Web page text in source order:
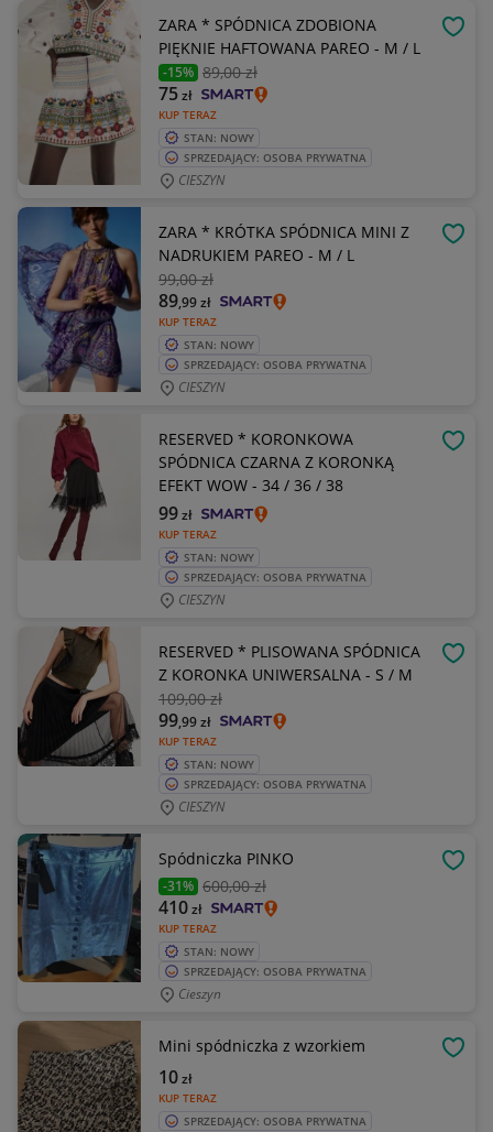
ZARA * SPÓDNICA ZDOBIONA
PIĘKNIE HAFTOWANA PAREO - M / L
-15% 89,00 zł
KUP TERAZ
75zł
STAN: NOWY
SPRZEDAJĄCY: OSOBA PRYWATNA
CIESZYN
ZARA * KRÓTKA SPÓDNICA MINI Z
NADRUKIEM PAREO - M / L
99,00 zł
KUP TERAZ
89,99zł
STAN: NOWY
SPRZEDAJĄCY: OSOBA PRYWATNA
CIESZYN
RESERVED * KORONKOWA
SPÓDNICA CZARNA Z KORONKĄ
EFEKT WOW - 34 / 36 / 38
KUP TERAZ
99zł
STAN: NOWY
SPRZEDAJĄCY: OSOBA PRYWATNA
CIESZYN
RESERVED * PLISOWANA SPÓDNICA
Z KORONKA UNIWERSALNA - S / M
109,00 zł
KUP TERAZ
99,99zł
STAN: NOWY
SPRZEDAJĄCY: OSOBA PRYWATNA
CIESZYN
Spódniczka PINKO
-31% 600,00 zł
KUP TERAZ
410zł
STAN: NOWY
SPRZEDAJĄCY: OSOBA PRYWATNA
Cieszyn
Mini spódniczka z wzorkiem
KUP TERAZ
10zł
SPRZEDAJĄCY: OSOBA PRYWATNA